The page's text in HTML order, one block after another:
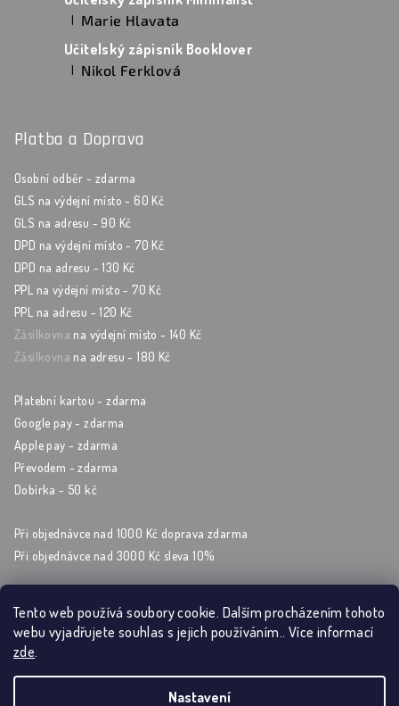
Tento web používá soubory cookie. Dalším procházením tohoto
webu vyjadřujete souhlas s jejich používáním.. Více informací
zde.
Nastavení
Hodnocení produktu je 5 z 5 hvězdiček.
| Marie Hlavata
Učitelský zápisník Booklover
Hodnocení produktu je 5 z 5 hvězdiček.
| Nikol Ferklová
Platba a Doprava
Osobní odběr - zdarma
GLS na výdejní místo - 60 Kč
GLS na adresu - 90 Kč
DPD na výdejní místo - 70 Kč
DPD na adresu - 130 Kč
PPL na výdejní místo - 70 Kč
PPL na adresu - 120 Kč
Zásilkovna na výdejní místo - 140 Kč
Zásilkovna na adresu - 180 Kč
Platební kartou - zdarma
Google pay - zdarma
Apple pay - zdarma
Převodem - zdarma
Dobírka - 50 kč
Při objednávce nad 1000 Kč doprava zdarma
Při objednávce nad 3000 Kč sleva 10%
Sleduj nás na sockách